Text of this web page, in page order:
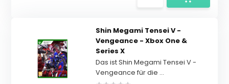
Shin Megami Tensei V -
Vengeance - Xbox One &
Series X
Das ist Shin Megami Tensei V -
Vengeance für die ...